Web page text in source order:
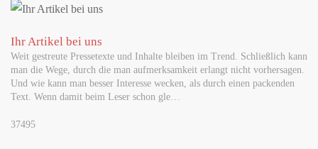
Ihr Artikel bei uns
Weit gestreute Pressetexte und Inhalte bleiben im Trend. Schließlich kann
man die Wege, durch die man aufmerksamkeit erlangt nicht vorhersagen.
Und wie kann man besser Interesse wecken, als durch einen packenden
Text. Wenn damit beim Leser schon gle…
37495